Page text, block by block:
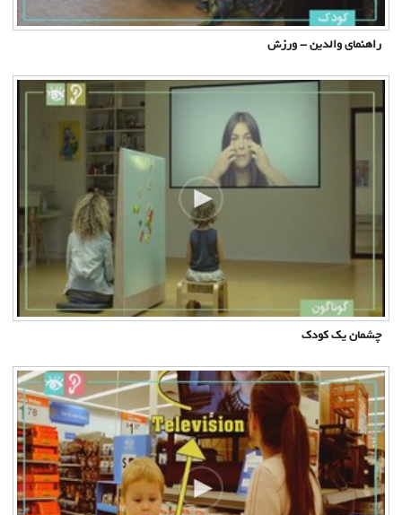
راهنمای والدین - ورزش
چشمان یک کودک